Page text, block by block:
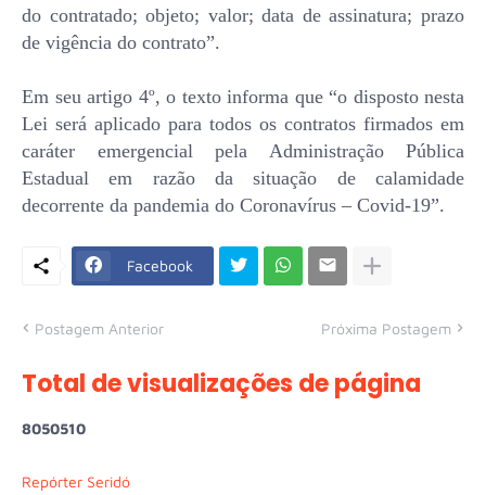
do contratado; objeto; valor; data de assinatura; prazo
de vigência do contrato”.
Em seu artigo 4º, o texto informa que “o disposto nesta
Lei será aplicado para todos os contratos firmados em
caráter emergencial pela Administração Pública
Estadual em razão da situação de calamidade
decorrente da pandemia do Coronavírus – Covid-19”.
Facebook
Postagem Anterior Próxima Postagem
Total de visualizações de página
8050510
Repórter Seridó